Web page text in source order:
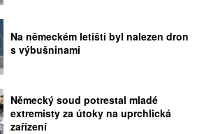
Na německém letišti byl nalezen dron
s výbušninami
Německý soud potrestal mladé
extremisty za útoky na uprchlická
zařízení